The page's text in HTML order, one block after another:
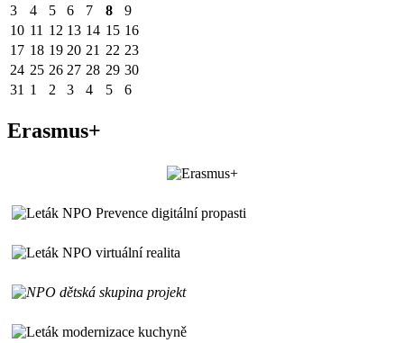
3
4 5 6 7 8
9
10 11 12 13 14 15 16
17 18 19 20 21 22 23
24 25 26 27 28 29 30
31 1 2 3 4 5 6
Erasmus+